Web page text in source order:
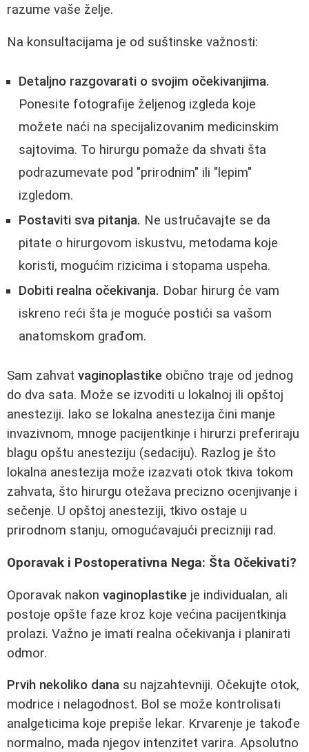
razume vaše želje.
Na konsultacijama je od suštinske važnosti:
Detaljno razgovarati o svojim očekivanjima.
Ponesite fotografije željenog izgleda koje
možete naći na specijalizovanim medicinskim
sajtovima. To hirurgu pomaže da shvati šta
podrazumevate pod "prirodnim" ili "lepim"
izgledom.
Postaviti sva pitanja. Ne ustručavajte se da
pitate o hirurgovom iskustvu, metodama koje
koristi, mogućim rizicima i stopama uspeha.
Dobiti realna očekivanja. Dobar hirurg će vam
iskreno reći šta je moguće postići sa vašom
anatomskom građom.
Sam zahvat vaginoplastike obično traje od jednog
do dva sata. Može se izvoditi u lokalnoj ili opštoj
anesteziji. Iako se lokalna anestezija čini manje
invazivnom, mnoge pacijentkinje i hirurzi preferiraju
blagu opštu anesteziju (sedaciju). Razlog je što
lokalna anestezija može izazvati otok tkiva tokom
zahvata, što hirurgu otežava precizno ocenjivanje i
sečenje. U opštoj anesteziji, tkivo ostaje u
prirodnom stanju, omogućavajući precizniji rad.
Oporavak i Postoperativna Nega: Šta Očekivati?
Oporavak nakon vaginoplastike je individualan, ali
postoje opšte faze kroz koje većina pacijentkinja
prolazi. Važno je imati realna očekivanja i planirati
odmor.
Prvih nekoliko dana su najzahtevniji. Očekujte otok,
modrice i nelagodnost. Bol se može kontrolisati
analgeticima koje prepiše lekar. Krvarenje je takođe
normalno, mada njegov intenzitet varira. Apsolutno